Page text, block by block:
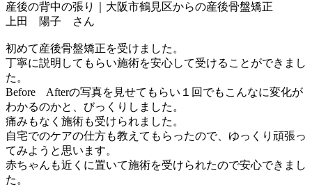
産後の背中の張り｜大阪市鶴見区からの産後骨盤矯正
上田 陽子 さん
初めて産後骨盤矯正を受けました。
丁寧に説明してもらい施術を安心して受けることができまし
た。
Before Afterの写真を見せてもらい １回でもこんなに変化が
わかるのかと、びっくりしました。
痛みもなく施術も受けられました。
自宅でのケアの仕方も教えてもらったので、ゆっくり頑張っ
てみようと思います。
赤ちゃんも近くに置いて施術を受けられたので安心できまし
た。